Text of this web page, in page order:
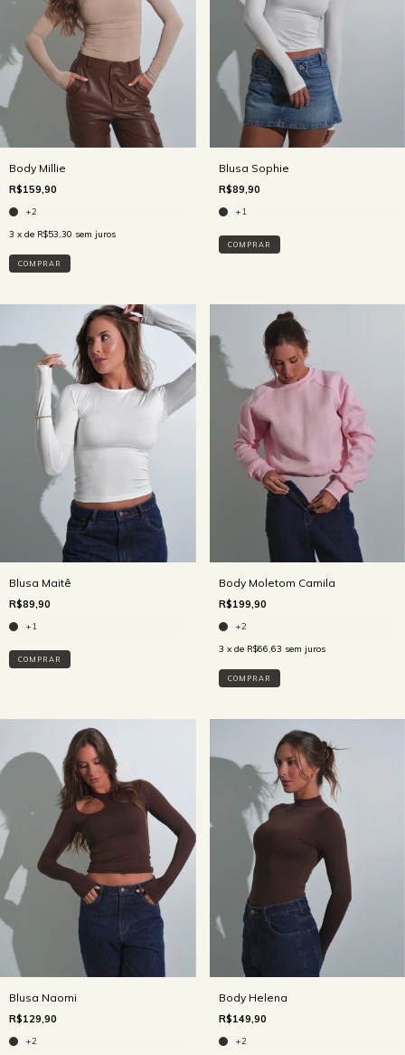
Body Millie
R$159,90
+2
3 x de R$53,30 sem juros
COMPRAR
Blusa Sophie
R$89,90
+1
COMPRAR
Blusa Maitê
R$89,90
+1
COMPRAR
Body Moletom Camila
R$199,90
+2
3 x de R$66,63 sem juros
COMPRAR
Blusa Naomi
R$129,90
+2
Body Helena
R$149,90
+2